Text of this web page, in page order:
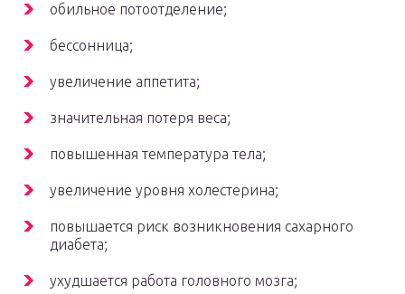
обильное потоотделение;
бессонница;
увеличение аппетита;
значительная потеря веса;
повышенная температура тела;
увеличение уровня холестерина;
повышается риск возникновения сахарного
диабета;
ухудшается работа головного мозга;